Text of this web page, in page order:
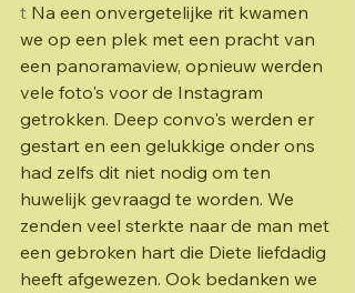
t Na een onvergetelijke rit kwamen
we op een plek met een pracht van
een panoramaview, opnieuw werden
vele foto's voor de Instagram
getrokken. Deep convo's werden er
gestart en een gelukkige onder ons
had zelfs dit niet nodig om ten
huwelijk gevraagd te worden. We
zenden veel sterkte naar de man met
een gebroken hart die Diete liefdadig
heeft afgewezen. Ook bedanken we